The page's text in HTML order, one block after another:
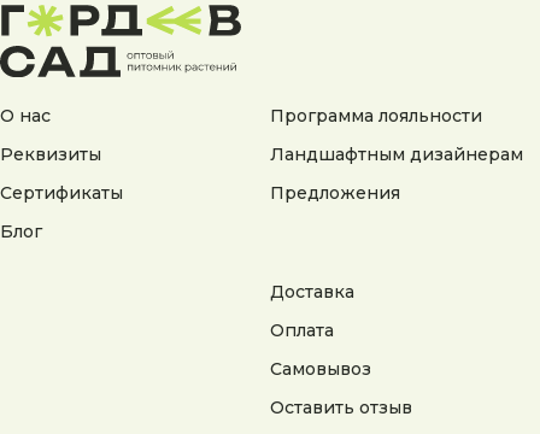
О нас
Реквизиты
Сертификаты
Блог
Программа лояльности
Ландшафтным дизайнерам
Предложения
Доставка
Оплата
Самовывоз
Оставить отзыв
© 2025 Гордеев Сад. Все права защищены
на сайте носит справочный характер
Согласие на обработку персональных данных
Согласие на получение рекламной информации